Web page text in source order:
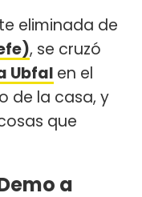
eliminada de
, se cruzó
Ubfal en el
de la casa, y
que
a